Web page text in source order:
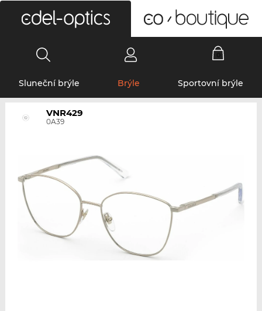
Sluneční brýle Brýle Sportovní brýle
VNR429
0A39